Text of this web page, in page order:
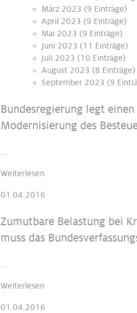
März 2023 (9 Einträge)
April 2023 (9 Einträge)
Mai 2023 (9 Einträge)
Juni 2023 (11 Einträge)
Juli 2023 (10 Einträge)
August 2023 (8 Einträge)
September 2023 (9
Bundesregierung legt
Modernisierung des
...
Weiterlesen
01.04.2016
Zumutbare Belastung bei
muss das
...
Weiterlesen
01.04.2016